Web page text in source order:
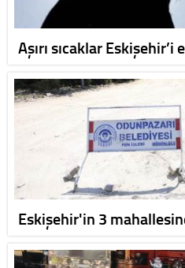
Aşırı sıcaklar
Eskişehir'in 3